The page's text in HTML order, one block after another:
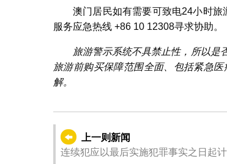
澳门居民如有需要可致电24小时
服务应急热线 +86 10 12308寻求协助。
旅游警示系统不具禁止性，所以是
旅游前购买保障范围全面、包括紧急
解。
上一则新闻
连续犯应以最后实施犯罪事实之日起